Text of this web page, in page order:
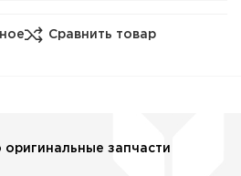
Сравнить товар
оригинальные запчасти